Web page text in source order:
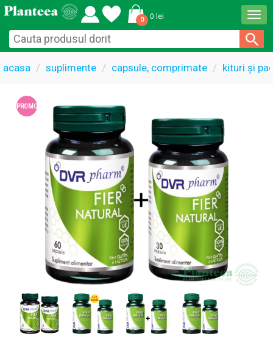
0 0 lei
acasa suplimente capsule, comprimate kituri și
PROMO